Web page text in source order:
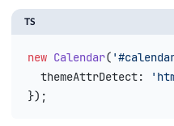
TS
new Calendar(
  themeAttrDetect
:
});